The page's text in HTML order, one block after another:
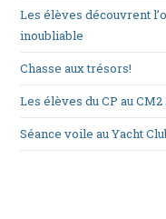
Les élèves découvrent
inoubliable
Chasse aux trésors!
Les élèves du CP au
Séance voile au Yacht